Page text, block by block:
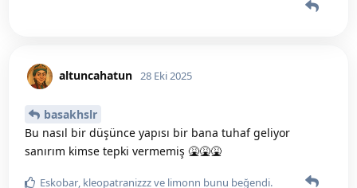
altuncahatun 28 Eki 2025
basakhslr
Bu nasıl bir düşünce yapısı bir bana tuhaf geliyor
sanırım kimse tepki vermemiş 🤮🤮🤮
Eskobar kleopatranizzzve limonn bunu beğendi.